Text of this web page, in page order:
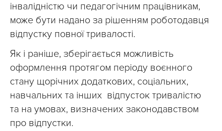
інвалідністю чи педагогічним працівникам,
може бути надано за рішенням роботодавця
відпустку повної тривалості.
Як і раніше, зберігається можливість
оформлення протягом періоду воєнного
стану щорічних додаткових, соціальних,
навчальних та інших відпусток тривалістю
та на умовах, визначених законодавством
про відпустки.